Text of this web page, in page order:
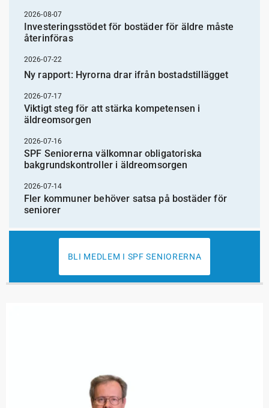
2026-08-07
Investeringsstödet för bostäder för äldre måste
återinföras
2026-07-22
Ny rapport: Hyrorna drar ifrån bostadstillägget
2026-07-17
Viktigt steg för att stärka kompetensen i
äldreomsorgen
2026-07-16
SPF Seniorerna välkomnar obligatoriska
bakgrundskontroller i äldreomsorgen
2026-07-14
Fler kommuner behöver satsa på bostäder för
seniorer
BLI MEDLEM I SPF SENIORERNA